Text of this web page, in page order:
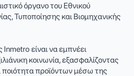
όργανο του Εθνικού
Τυποποίησης και Βιομηχανικής
είναι να εμπνέει
κοινωνία, εξασφαλίζοντας
ποιότητα προϊόντων μέσω της